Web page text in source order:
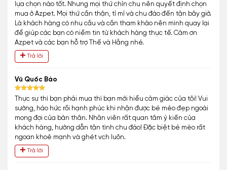
lựa chọn nào tốt. Nhưng mọi thứ chỉn chu nên quyết định chọn
mua ở Azpet. Mọi thứ cần thận, tỉ mỉ và chu đáo đến tận bây giờ.
Là khách hàng có nhu cầu và cần tham khảo nên mình quay lại
để giúp các bạn có niềm tin từ khách hàng thực tế. Cảm ơn
Azpet và các bạn hỗ trợ Thế và Hằng nhé.
Trả lời
Vũ Quốc Bảo
Thực sự thì bạn phải mua thì bạn mới hiểu cảm giác của tôi! Vui
sướng, háo hức rồi hạnh phúc khi nhận được bé mèo đẹp ngoài
mong đợi của bản thân. Nhân viên rất quan tâm ý kiến của
khách hàng, hướng dẫn tận tình chu đáo! Đặc biệt bé mèo rất
ngoan khoẻ mạnh và ghét vch luôn.
Trả lời